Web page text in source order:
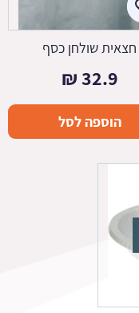
חצאית שולחן כסף
32.9
₪
הוספה לסל